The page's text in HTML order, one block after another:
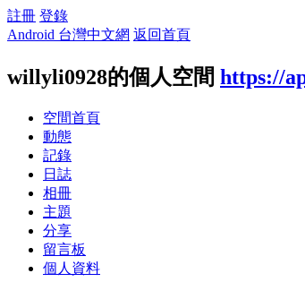
註冊 登錄
Android 台灣中文網 返回首頁
willyli0928的個人空間 https://
空間首頁
動態
記錄
日誌
相冊
主題
分享
留言板
個人資料